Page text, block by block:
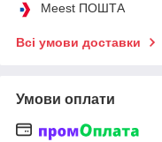
Meest ПОШТА
Всі умови доставки
Умови оплати